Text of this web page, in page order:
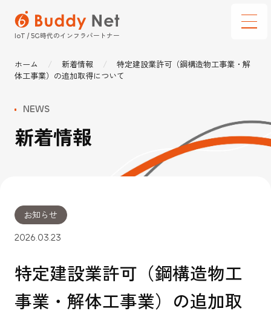
IoT / 5G時代のインフラパートナー
サービス
通信建設テック
選ばれる理由
ソリューション
企業情報
インフォメーション
ホーム 新着情報
特定建設業許可（鋼構造物工事業・解
体工事業）の追加取得について
NEWS
新着情報
お知らせ
2026.03.23
特定建設業許可（鋼構造物工
事業・解体工事業）の追加取